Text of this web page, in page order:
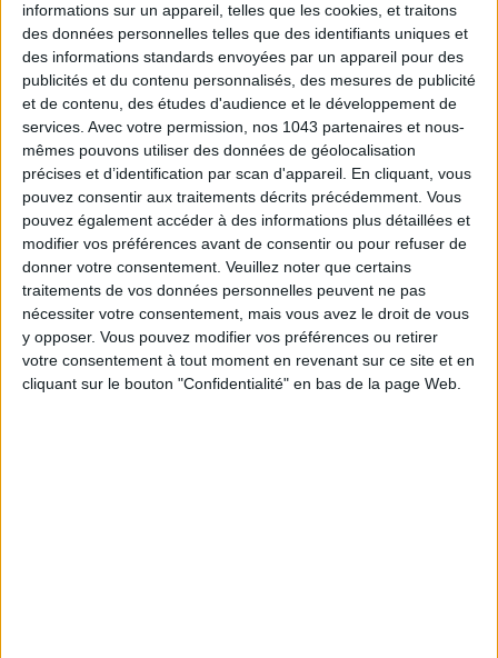
informations sur un appareil, telles que les cookies, et traitons
des données personnelles telles que des identifiants uniques et
des informations standards envoyées par un appareil pour des
publicités et du contenu personnalisés, des mesures de publicité
et de contenu, des études d'audience et le développement de
services. Avec votre permission, nos 1043 partenaires et nous-
mêmes pouvons utiliser des données de géolocalisation
précises et d’identification par scan d'appareil. En cliquant, vous
pouvez consentir aux traitements décrits précédemment. Vous
pouvez également accéder à des informations plus détaillées et
modifier vos préférences avant de consentir ou pour refuser de
donner votre consentement. Veuillez noter que certains
traitements de vos données personnelles peuvent ne pas
nécessiter votre consentement, mais vous avez le droit de vous
y opposer. Vous pouvez modifier vos préférences ou retirer
votre consentement à tout moment en revenant sur ce site et en
cliquant sur le bouton "Confidentialité" en bas de la page Web.
Inscrivez-vous à notre newsletter
S'INSCRIRE